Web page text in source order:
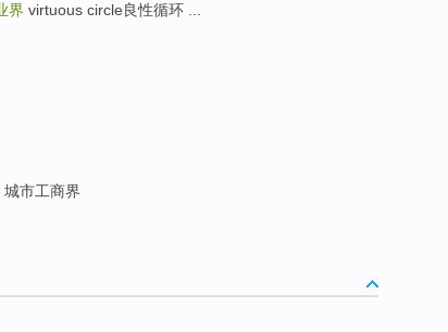
界 virtuous circle良性循环 ...
市工商界